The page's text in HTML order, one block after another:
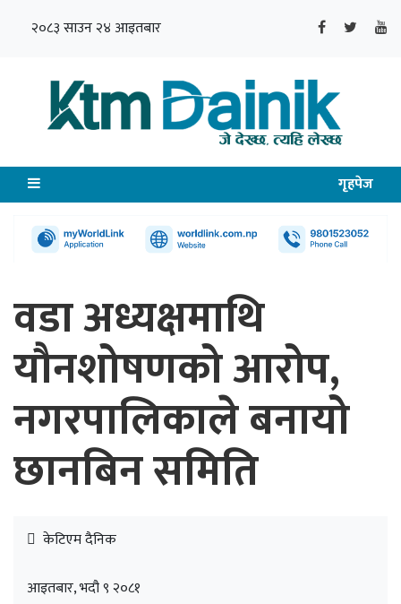
२०८३ साउन २४ आइतबार
गृहपेज
वडा अध्यक्षमाथि
यौनशोषणको आरोप,
नगरपालिकाले बनायो
छानबिन समिति
केटिएम दैनिक
आइतबार, भदौ ९ २०८१